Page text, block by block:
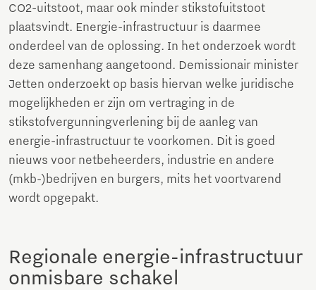
CO2-uitstoot, maar ook minder stikstofuitstoot
plaatsvindt. Energie-infrastructuur is daarmee
onderdeel van de oplossing. In het onderzoek wordt
deze samenhang aangetoond. Demissionair minister
Jetten onderzoekt op basis hiervan welke juridische
mogelijkheden er zijn om vertraging in de
stikstofvergunningverlening bij de aanleg van
energie-infrastructuur te voorkomen. Dit is goed
nieuws voor netbeheerders, industrie en andere
(mkb-)bedrijven en burgers, mits het voortvarend
wordt opgepakt.
Regionale energie-infrastructuur
onmisbare schakel